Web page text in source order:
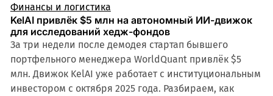
Финансы и логистика
KelAI привлёк $5 млн на автономный ИИ-движок
для исследований хедж-фондов
За три недели после демодея стартап бывшего
портфельного менеджера WorldQuant привлёк $5
млн. Движок KelAI уже работает с институциональным
инвестором с октября 2025 года. Разбираем, как